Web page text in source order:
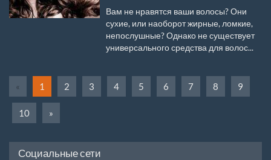
Вам не нравятся ваши волосы? Они
сухие, или наоборот жирные, ломкие,
непослушные? Однако не существует
универсального средства для волос...
« 1 2 3 4 5 6 7 8 9
10 »
Социальные сети